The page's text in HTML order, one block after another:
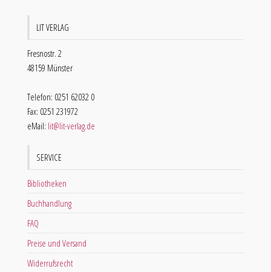
LIT VERLAG
Fresnostr. 2
48159 Münster
Telefon: 0251 62032 0
Fax: 0251 231972
eMail: lit@lit-verlag.de
SERVICE
Bibliotheken
Buchhandlung
FAQ
Preise und Versand
Widerrufsrecht